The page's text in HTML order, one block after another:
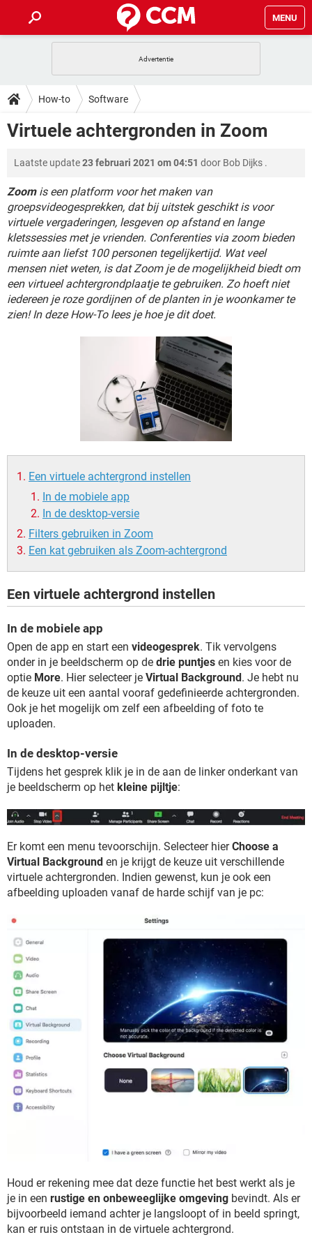
MENU
INSTAGRAM
NETFLIX CORONAVIRUS
HOW-TO
VIDEOBELLEN
INSTAGRAM WINDOWS 10
NETFLIX CORONAVIRUS
GRATIS SNAPCHAT
TIKTOK
DOWNLOADS
NETFLIX CORONAVIRUS
GRATIS SNAPCHAT
FORUM
VIDEOBELLEN GAMES
INSTAGRAM WINDOWS 10
NETFLIX CORONAVIRUS
GRATIS SNAPCHAT
TIKTOK
ARTIKELEN
VIDEOBELLEN GAMES
NETFLIX CORONAVIRUS
GRATIS SNAPCHAT
TIKTOK
How-to Software
Virtuele achtergronden in Zoom
Laatste update23 februari 2021 om 04:51 door Bob Dijks .
Zoomis een platform voor het maken van
groepsvideogesprekken, dat bij uitstek geschikt is voor
virtuele vergaderingen, lesgeven op afstand en lange
kletssessies met je vrienden. Conferenties via zoom bieden
ruimte aan liefst 100 personen tegelijkertijd. Wat veel
mensen niet weten, is dat Zoom je de mogelijkheid biedt om
een virtueel achtergrondplaatje te gebruiken. Zo hoeft niet
iedereen je roze gordijnen of de planten in je woonkamer te
zien! In deze How-To lees je hoe je dit doet.
Een virtuele achtergrond instellen
In de mobiele app
In de desktop-versie
Filters gebruiken in Zoom
Een kat gebruiken als Zoom-achtergrond
Een virtuele achtergrond instellen
In de mobiele app
Open de app en start een videogesprek. Tik vervolgens
onder in je beeldscherm op de drie puntjes en kies voor de
optie More. Hier selecteer je Virtual Background. Je hebt nu
de keuze uit een aantal vooraf gedefinieerde achtergronden.
Ook je het mogelijk om zelf een afbeelding of foto te
uploaden.
In de desktop-versie
Tijdens het gesprek klik je in de aan de linker onderkant van
je beeldscherm op het kleine pijltje:
Er komt een menu tevoorschijn. Selecteer hierChoose a
Virtual Background en je krijgt de keuze uit verschillende
virtuele achtergronden. Indien gewenst, kun je ook een
afbeelding uploaden vanaf de harde schijf van je pc:
Houd er rekening mee dat deze functie het best werkt als je
je in een rustige en onbeweeglijke omgeving bevindt. Als er
bijvoorbeeld iemand achter je langsloopt of in beeld springt,
kan er ruis ontstaan in de virtuele achtergrond.